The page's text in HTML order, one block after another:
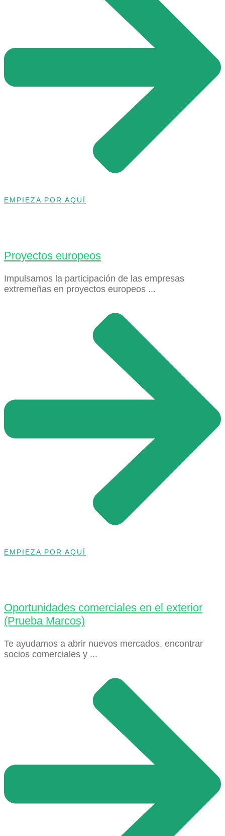
EMPIEZA POR AQUÍ
Proyectos europeos
Impulsamos la participación de las empresas
extremeñas en proyectos europeos ...
EMPIEZA POR AQUÍ
Oportunidades comerciales en el exterior
(Prueba Marcos)
Te ayudamos a abrir nuevos mercados, encontrar
socios comerciales y ...